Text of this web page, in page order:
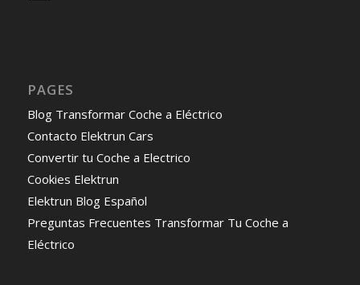
PAGES
Blog Transformar Coche a Eléctrico
Contacto Elektrun Cars
Convertir tu Coche a Electrico
Cookies Elektrun
Elektrun Blog Español
Preguntas Frecuentes Transformar Tu Coche a
Eléctrico